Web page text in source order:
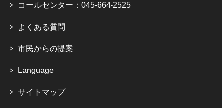
コールセンター：045-664-2525
よくある質問
市民からの提案
Language
サイトマップ